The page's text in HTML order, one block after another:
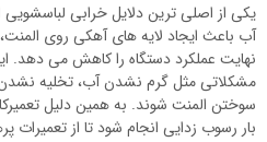
یکی از اصلی ترین دلایل خرابی
آب باعث ایجاد لایه های آهکی روی
نهایت عملکرد دستگاه را کاهش می دهد.
مشکلاتی مثل گرم نشدن آب، تخلیه
سوختن المنت شوند. به همین دلیل
بار رسوب زدایی انجام شود تا از تعمیرات